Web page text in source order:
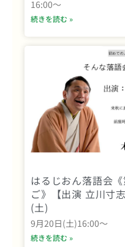
16:00〜
続きを読む »
はるじおん落語会
ご》【出演 立川寸
(土)
9月20日(土)16:00〜
続きを読む »